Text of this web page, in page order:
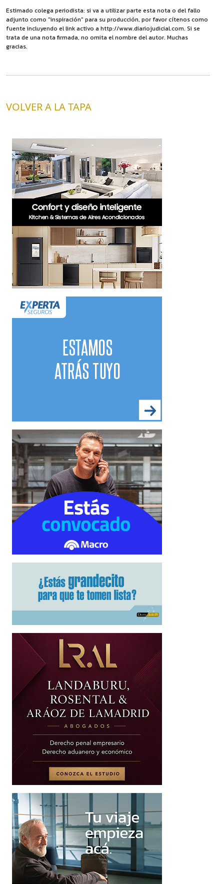
Estimado colega periodista: si va a utilizar parte esta nota o del fallo
adjunto como "inspiración" para su producción, por favor cítenos como
fuente incluyendo el link activo a http://www.diariojudicial.com. Si se
trata de una nota firmada, no omita el nombre del autor. Muchas
gracias.
VOLVER A LA TAPA